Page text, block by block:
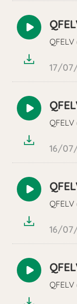
Reproducir
audio
17/
Reproducir
audio
16/
Reproducir
audio
16/
Reproducir
audio